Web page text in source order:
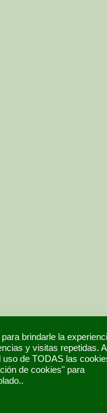
brindarle la
y visitas repetidas.
uso de TODAS las
de cookies" para